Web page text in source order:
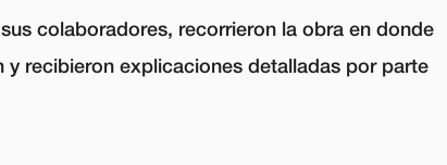
colaboradores, recorrieron la obra en donde
recibieron explicaciones detalladas por parte